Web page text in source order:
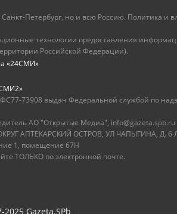
Петербург, но и всю Россию. Политика и
технологии предоставления
Российской Федерации).
«24СМИ»
73908 выдан Федеральной службой по
АО "Открытые Медиа", info@gazeta.spb.ru
АПТЕКАРСКИЙ ОСТРОВ, УЛ ЧАПЫГИНА, Д.
1, помещение 67Н
ТОЛЬКО по электронной почте.
Gazeta.SPb